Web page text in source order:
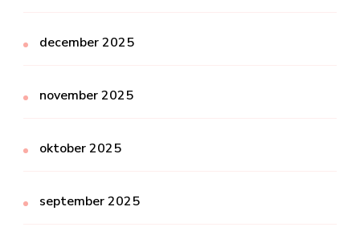
december 2025
november 2025
oktober 2025
september 2025